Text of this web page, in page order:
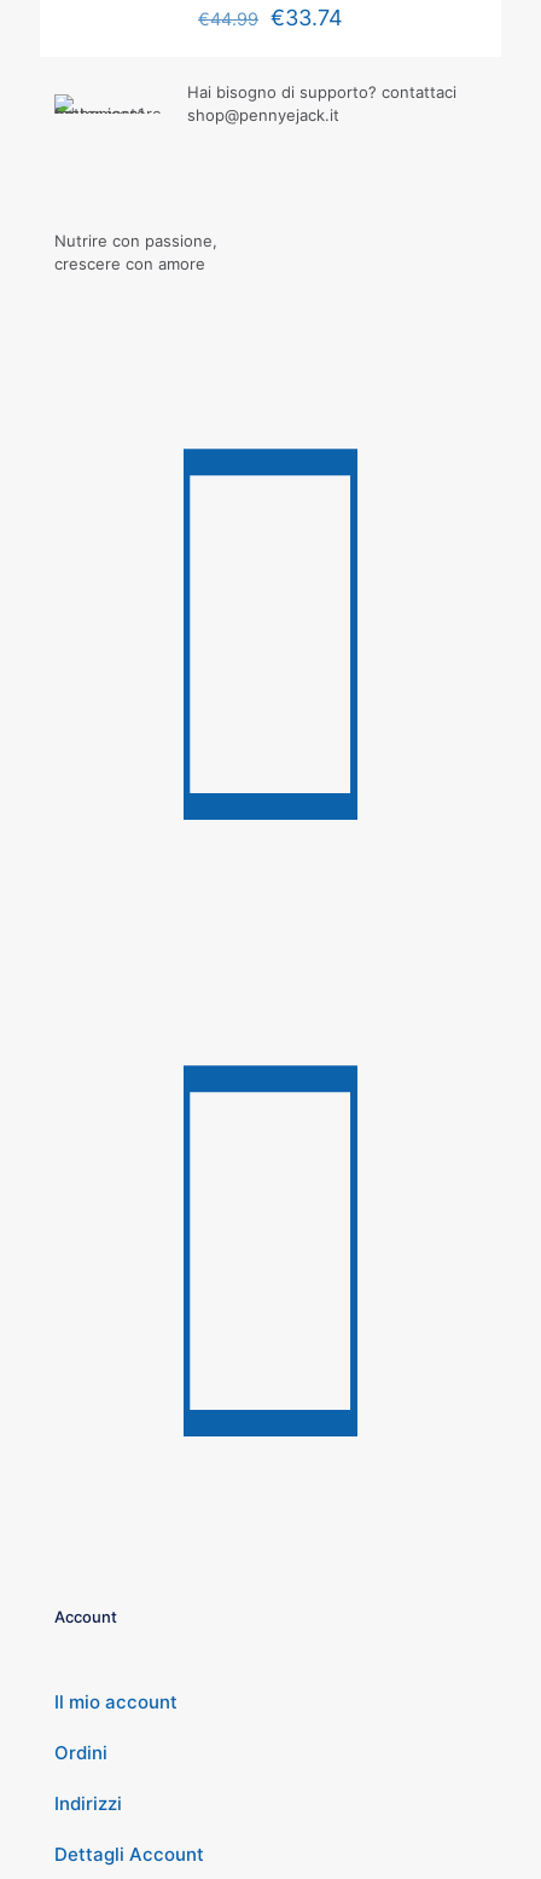
€44.99 €33.74
Hai bisogno di supporto? contattaci
shop@pennyejack.it
Nutrire con passione,
crescere con amore
Account
Il mio account
Ordini
Indirizzi
Dettagli Account